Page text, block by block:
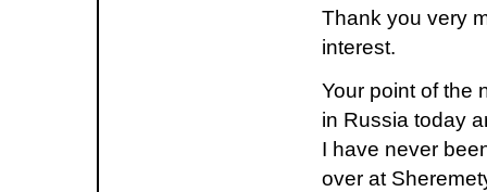
Thank you very
interest.
Your point of the
in Russia today
I have never
over at